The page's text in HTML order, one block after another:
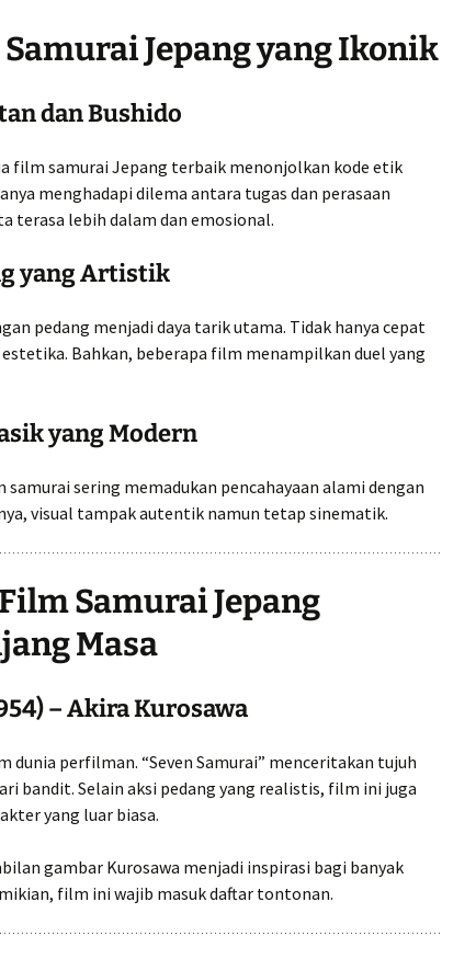
Jepang yang Ikonik
dan Bushido
film samurai Jepang terbaik menonjolkan kode etik
menghadapi dilema antara tugas dan perasaan
terasa lebih dalam dan emosional.
yang Artistik
pedang menjadi daya tarik utama. Tidak hanya cepat
Bahkan, beberapa film menampilkan duel yang
yang Modern
sering memadukan pencahayaan alami dengan
visual tampak autentik namun tetap sinematik.
Samurai Jepang
Masa
– Akira Kurosawa
dunia perfilman. “Seven Samurai” menceritakan tujuh
bandit. Selain aksi pedang yang realistis, film ini juga
yang luar biasa.
gambar Kurosawa menjadi inspirasi bagi banyak
film ini wajib masuk daftar tontonan.